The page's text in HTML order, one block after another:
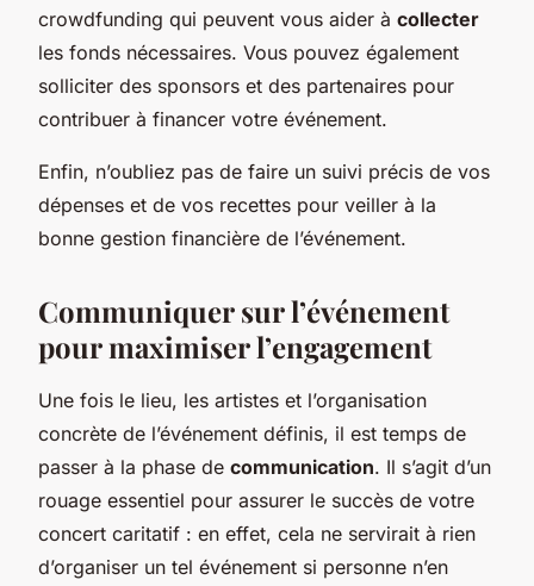
crowdfunding qui peuvent vous aider à collecter
les fonds nécessaires. Vous pouvez également
solliciter des sponsors et des partenaires pour
contribuer à financer votre événement.
Enfin, n’oubliez pas de faire un suivi précis de vos
dépenses et de vos recettes pour veiller à la
bonne gestion financière de l’événement.
Communiquer sur l’événement
pour maximiser l’engagement
Une fois le lieu, les artistes et l’organisation
concrète de l’événement définis, il est temps de
passer à la phase de communication. Il s’agit d’un
rouage essentiel pour assurer le succès de votre
concert caritatif : en effet, cela ne servirait à rien
d’organiser un tel événement si personne n’en